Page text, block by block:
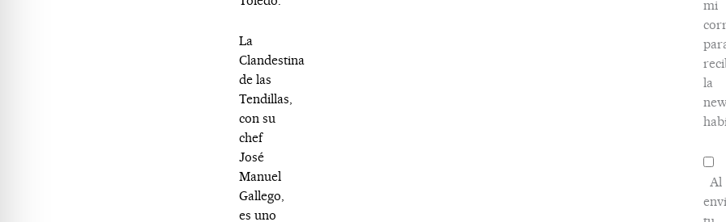
La
Clandestina
de las
Tendillas,
con su
chef
José
Manuel
Gallego,
es uno
mi
la
Al